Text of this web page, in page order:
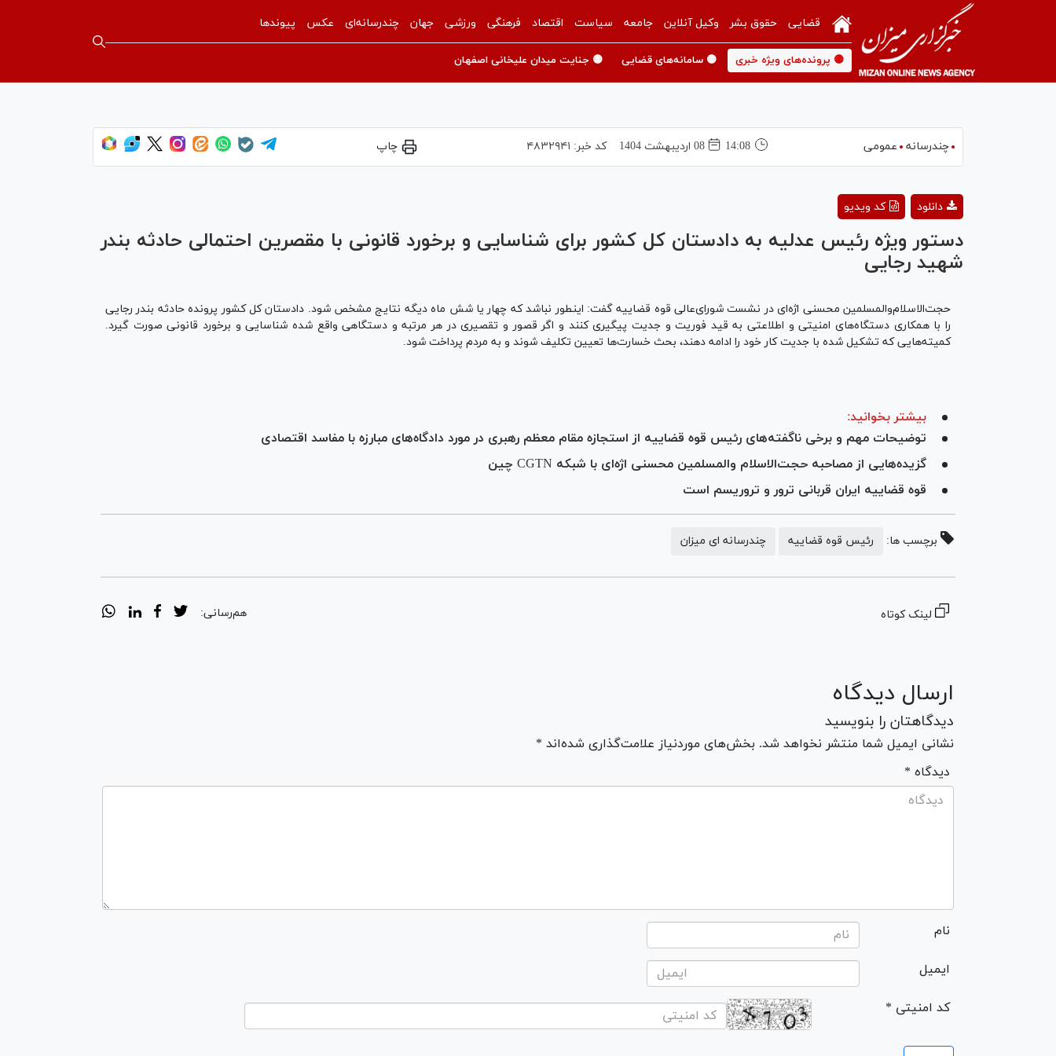
قضایی حقوق بشر وکیل آنلاین جامعه سیاست اقتصاد فرهنگی ورزشی جهان چندرسانه‌ای عکس پیوندها
🟡 پرونده‌های ویژه خبری 🟡 سامانه‌های قضایی 🟡 جنایت میدان علیخانی اصفهان
چندرسانه عمومی 14:08 08 ارديبهشت 1404 کد خبر: ۴۸۳۲۹۴۱ چاپ
Video
کد ویدیو دانلود
دستور ویژه رئیس عدلیه به دادستان کل کشور برای شناسایی و برخورد قانونی با مقصرین احتمالی حادثه بندر
شهید رجایی
حجت‌الاسلام‌والمسلمین محسنی اژه‌ای در نشست شورای‌عالی قوه قضاییه گفت: اینطور نباشد که چهار یا شش ماه دیگه نتایج مشخص شود. دادستان کل کشور پرونده حادثه بندر رجایی
را با همکاری دستگاه‌های امنیتی و اطلاعتی به قید فوریت و جدیت پیگیری کنند و اگر قصور و تقصیری در هر مرتبه و دستگاهی واقع شده شناسایی و برخورد قانونی صورت گیرد.
کمیته‌هایی که تشکیل شده با جدیت کار خود را ادامه دهند، بحث خسارت‌ها تعیین تکلیف شوند و به مردم پرداخت شود.
بیشتر بخوانید:
توضیحات مهم و برخی ناگفته‌های رئیس قوه قضاییه از استجازه مقام معظم رهبری در مورد دادگاه‌های مبارزه با مفاسد اقتصادی
گزیده‌هایی از مصاحبه حجت‌الاسلام والمسلمین محسنی اژه‌ای با شبکه CGTN چین
قوه قضاییه ایران قربانی ترور و تروریسم است
برچسب ها: رئیس قوه قضاییه چندرسانه ای میزان
لینک کوتاه هم‌رسانی:
ارسال دیدگاه
دیدگاهتان را بنویسید
نشانی ایمیل شما منتشر نخواهد شد. بخش‌های موردنیاز علامت‌گذاری شده‌اند *
* دیدگاه
نام
ایمیل
* کد امنیتی